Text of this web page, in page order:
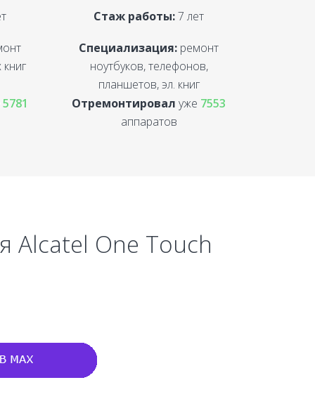
5781
Стаж работы:7 лет
Специализация: ремонт
ноутбуков, телефонов,
планшетов, эл. книг
Отремонтировалуже 7553
аппаратов
Alcatel One Touch